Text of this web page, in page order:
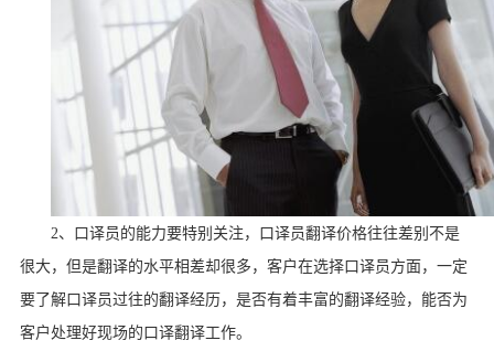
2、口译员的能力要特别关注，口译员翻译价格往往差别不是
很大，但是翻译的水平相差却很多，客户在选择口译员方面，一定
要了解口译员过往的翻译经历，是否有着丰富的翻译经验，能否为
客户处理好现场的口译翻译工作。